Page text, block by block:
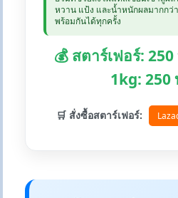
หวาน แป้ง และน้ำหนักผลมากกว่
พร้อมกันได้ทุกครั้ง
💰 สตาร์เฟอร์:
1kg: 250
🛒 สั่งซื้อสตาร์เฟอร์: